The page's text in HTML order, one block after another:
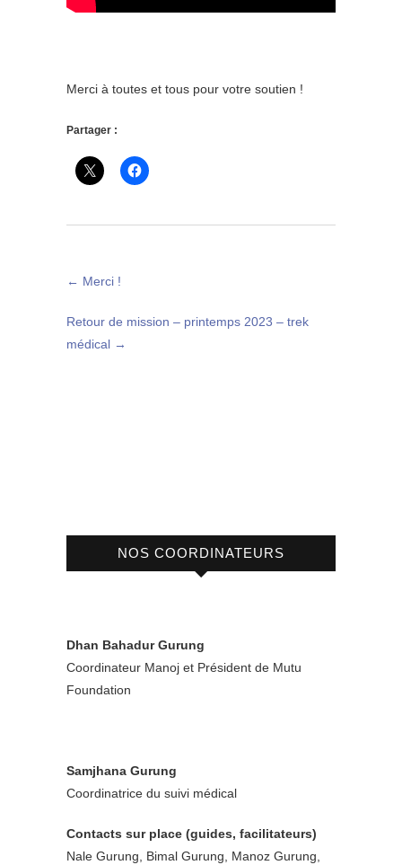
Merci à toutes et tous pour votre soutien !
Partager :
← Merci !
Retour de mission – printemps 2023 – trek
médical →
NOS COORDINATEURS
Dhan Bahadur Gurung
Coordinateur Manoj et Président de Mutu
Foundation
Samjhana Gurung
Coordinatrice du suivi médical
Contacts sur place (guides, facilitateurs)
Nale Gurung, Bimal Gurung, Manoz Gurung,